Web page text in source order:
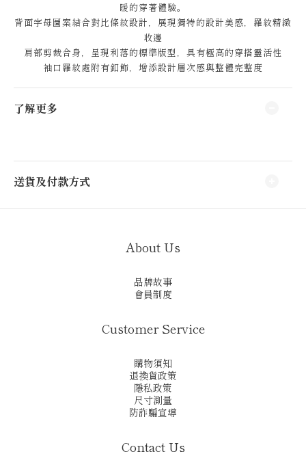
暖的穿著體驗。
背面字母圖案結合對比條紋設計，展現獨特的設計美感，羅紋精緻
收邊
肩部剪裁合身，呈現利落的標準版型，具有極高的穿搭靈活性
袖口羅紋處附有釦飾，增添設計層次感與整體完整度
了解更多
送貨及付款方式
About Us
品牌故事
會員制度
Customer Service
購物須知
退換貨政策
隱私政策
尺寸測量
防詐騙宣導
Contact Us